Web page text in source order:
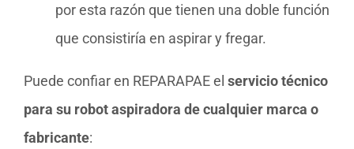
por esta razón que tienen una doble función
que consistiría en aspirar y fregar.
Puede confiar en REPARAPAE el servicio técnico
para su robot aspiradora de cualquier marca o
fabricante: